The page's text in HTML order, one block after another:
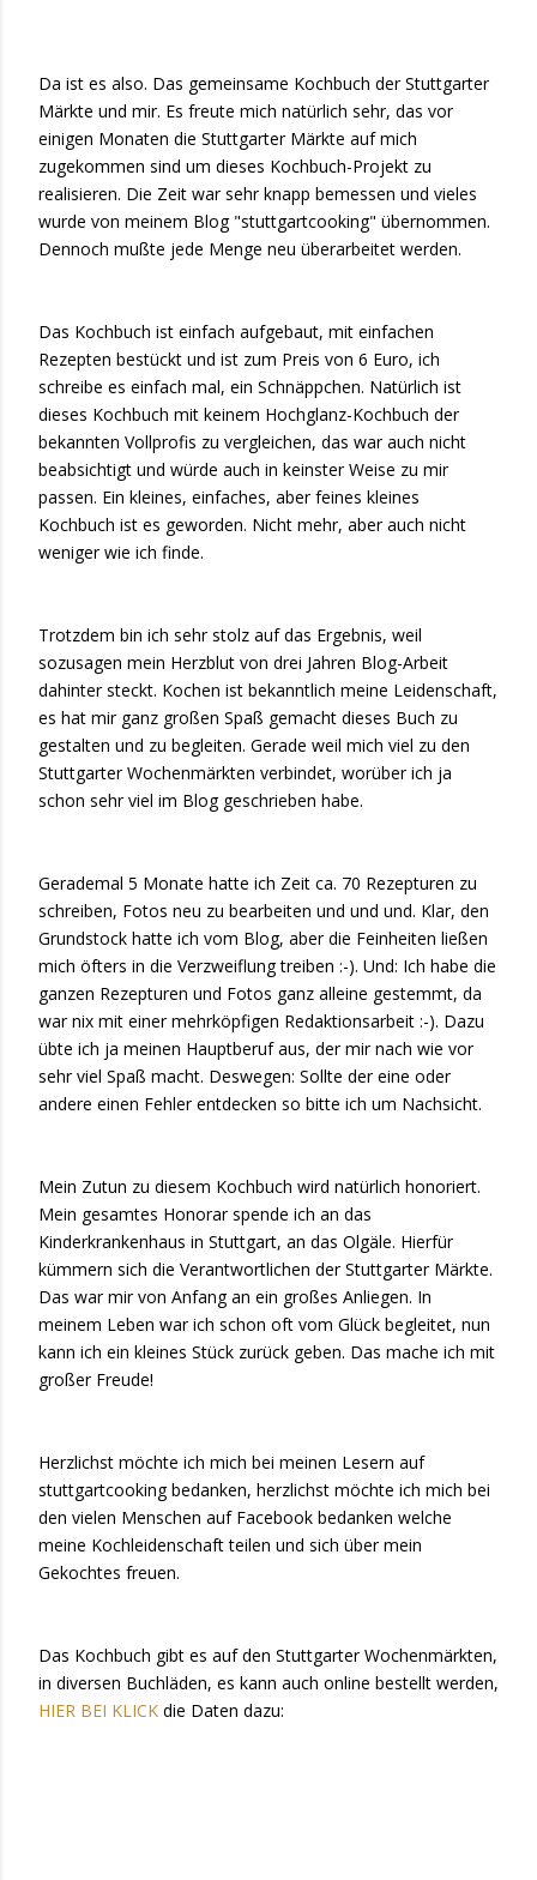
Da ist es also. Das gemeinsame Kochbuch der Stuttgarter
Märkte und mir. Es freute mich natürlich sehr, das vor
einigen Monaten die Stuttgarter Märkte auf mich
zugekommen sind um dieses Kochbuch-Projekt zu
realisieren. Die Zeit war sehr knapp bemessen und vieles
wurde von meinem Blog "stuttgartcooking" übernommen.
Dennoch mußte jede Menge neu überarbeitet werden.
Das Kochbuch ist einfach aufgebaut, mit einfachen
Rezepten bestückt und ist zum Preis von 6 Euro, ich
schreibe es einfach mal, ein Schnäppchen. Natürlich ist
dieses Kochbuch mit keinem Hochglanz-Kochbuch der
bekannten Vollprofis zu vergleichen, das war auch nicht
beabsichtigt und würde auch in keinster Weise zu mir
passen. Ein kleines, einfaches, aber feines kleines
Kochbuch ist es geworden. Nicht mehr, aber auch nicht
weniger wie ich finde.
Trotzdem bin ich sehr stolz auf das Ergebnis, weil
sozusagen mein Herzblut von drei Jahren Blog-Arbeit
dahinter steckt. Kochen ist bekanntlich meine Leidenschaft,
es hat mir ganz großen Spaß gemacht dieses Buch zu
gestalten und zu begleiten. Gerade weil mich viel zu den
Stuttgarter Wochenmärkten verbindet, worüber ich ja
schon sehr viel im Blog geschrieben habe.
Gerademal 5 Monate hatte ich Zeit ca. 70 Rezepturen zu
schreiben, Fotos neu zu bearbeiten und und und. Klar, den
Grundstock hatte ich vom Blog, aber die Feinheiten ließen
mich öfters in die Verzweiflung treiben :-). Und: Ich habe die
ganzen Rezepturen und Fotos ganz alleine gestemmt, da
war nix mit einer mehrköpfigen Redaktionsarbeit :-). Dazu
übte ich ja meinen Hauptberuf aus, der mir nach wie vor
sehr viel Spaß macht. Deswegen: Sollte der eine oder
andere einen Fehler entdecken so bitte ich um Nachsicht.
Mein Zutun zu diesem Kochbuch wird natürlich honoriert.
Mein gesamtes Honorar spende ich an das
Kinderkrankenhaus in Stuttgart, an das Olgäle. Hierfür
kümmern sich die Verantwortlichen der Stuttgarter Märkte.
Das war mir von Anfang an ein großes Anliegen. In
meinem Leben war ich schon oft vom Glück begleitet, nun
kann ich ein kleines Stück zurück geben. Das mache ich mit
großer Freude!
Herzlichst möchte ich mich bei meinen Lesern auf
stuttgartcooking bedanken, herzlichst möchte ich mich bei
den vielen Menschen auf Facebook bedanken welche
meine Kochleidenschaft teilen und sich über mein
Gekochtes freuen.
Das Kochbuch gibt es auf den Stuttgarter Wochenmärkten,
in diversen Buchläden, es kann auch online bestellt werden,
HIER BEI KLICK die Daten dazu: